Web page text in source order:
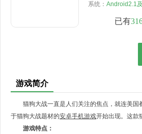
系统： Android2.1
已有
游戏简介
猫狗大战一直是人们关注的焦点，就连美
于猫狗大战题材的安卓手机游戏开始出现。这款
游戏特点：